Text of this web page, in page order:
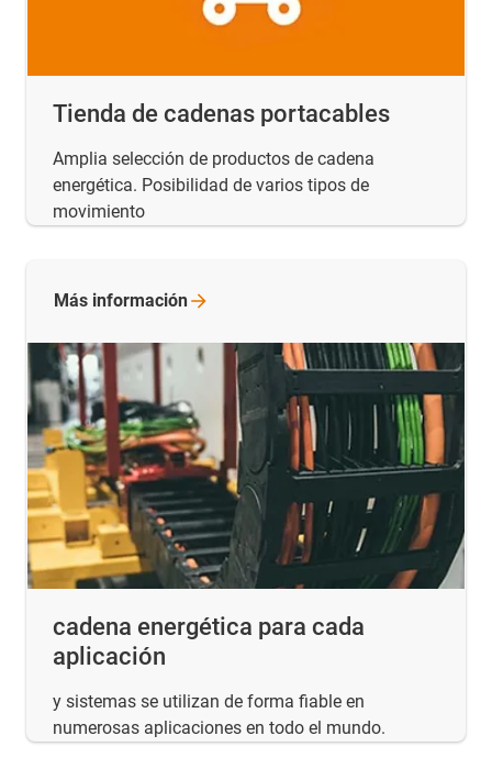
Tienda de cadenas portacables
Amplia selección de productos de cadena
energética. Posibilidad de varios tipos de
movimiento
cadena energética para cada
aplicación
y sistemas se utilizan de forma fiable en
numerosas aplicaciones en todo el mundo.
Más información